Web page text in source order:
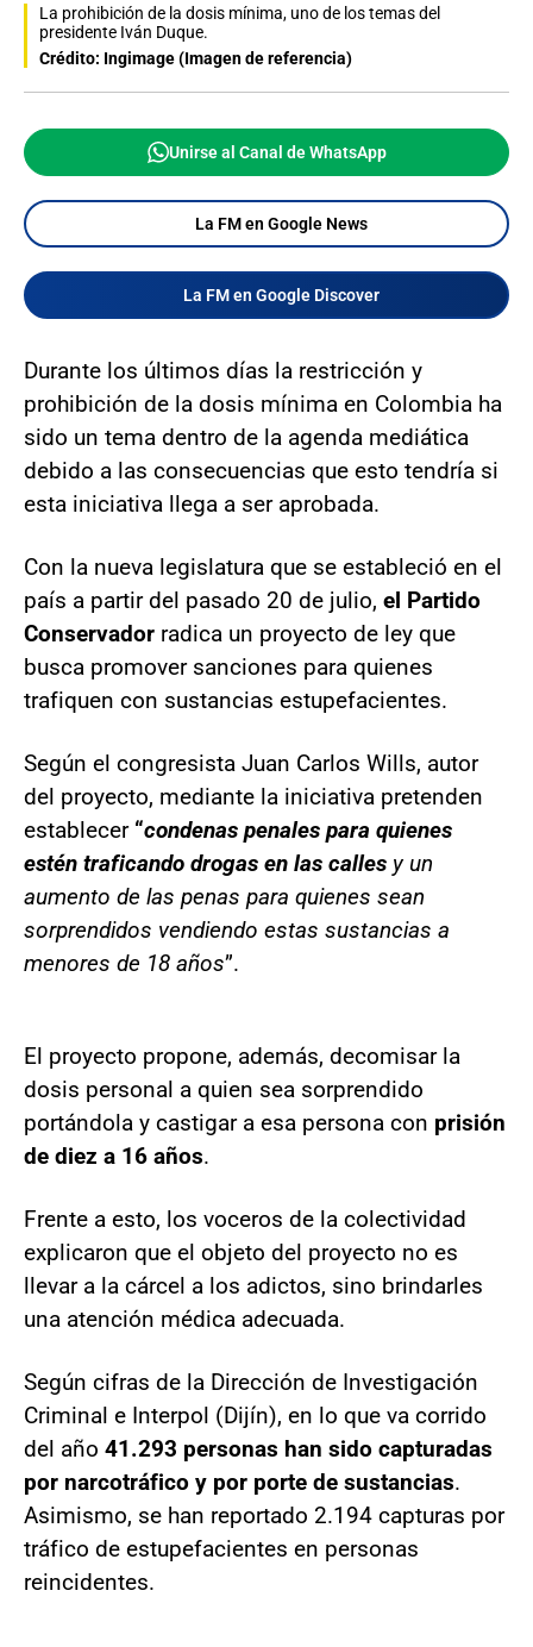
La prohibición de la dosis mínima, uno de los temas del
presidente Iván Duque.
Crédito: Ingimage (Imagen de referencia)
Unirse al Canal de WhatsApp
La FM en Google News
La FM en Google Discover
Durante los últimos días la restricción y
prohibición de la dosis mínima en Colombia ha
sido un tema dentro de la agenda mediática
debido a las consecuencias que esto tendría si
esta iniciativa llega a ser aprobada.
Con la nueva legislatura que se estableció en el
país a partir del pasado 20 de julio, el Partido
Conservador radica un proyecto de ley que
busca promover sanciones para quienes
trafiquen con sustancias estupefacientes.
Según el congresista Juan Carlos Wills, autor
del proyecto, mediante la iniciativa pretenden
establecer “condenas penales para quienes
estén traficando drogas en las calles y un
aumento de las penas para quienes sean
sorprendidos vendiendo estas sustancias a
menores de 18 años”.
El proyecto propone, además, decomisar la
dosis personal a quien sea sorprendido
portándola y castigar a esa persona con prisión
de diez a 16 años.
Frente a esto, los voceros de la colectividad
explicaron que el objeto del proyecto no es
llevar a la cárcel a los adictos, sino brindarles
una atención médica adecuada.
Según cifras de la Dirección de Investigación
Criminal e Interpol (Dijín), en lo que va corrido
del año 41.293 personas han sido capturadas
por narcotráfico y por porte de sustancias.
Asimismo, se han reportado 2.194 capturas por
tráfico de estupefacientes en personas
reincidentes.